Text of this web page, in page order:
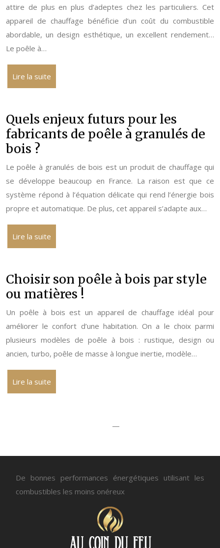
attire de plus en plus d’adeptes chez les particuliers. Cet
appareil de chauffage bénéficie d’un coût du combustible
abordable, un design esthétique, un excellent rendement…
Le poêle à…
Lire la suite
Quels enjeux futurs pour les
fabricants de poêle à granulés de
bois ?
Le poêle à granulés de bois est un produit de chauffage qui
se développe beaucoup en France. La raison est que ce
système répond à l’équation délicate qui rend l’énergie bois
propre et automatique. De plus, cet appareil s’adapte aux…
Lire la suite
Choisir son poêle à bois par style
ou matières !
Un poêle à bois est un appareil de chauffage idéal pour
améliorer le confort d’une habitation. On a le choix parmi
plusieurs modèles de poêle à bois : rustique, design ou
ancien, turbo, poêle de masse à longue inertie, modèle…
Lire la suite
—
De bonnes performances énergétiques utilisant les
combustibles les moins onéreux